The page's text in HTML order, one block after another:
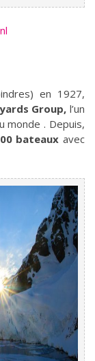
en 1927,
Group,l’un
monde . Depuis,
bateaux avec